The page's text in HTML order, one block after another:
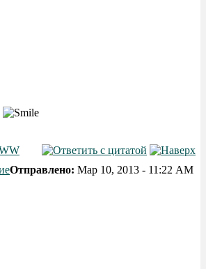
Отправлено: Мар 10, 2013 - 11:22 AM